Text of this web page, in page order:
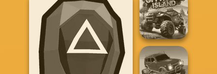
Five Nights At Christmas Balloon Match 3D